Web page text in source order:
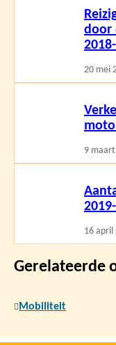
door
20 mei
9
16 april
Gerelateerde
Mobiliteit